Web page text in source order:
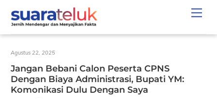
content
Agustus 22, 2025
Jangan Bebani Calon Peserta CPNS
Dengan Biaya Administrasi, Bupati YM:
Komonikasi Dulu Dengan Saya